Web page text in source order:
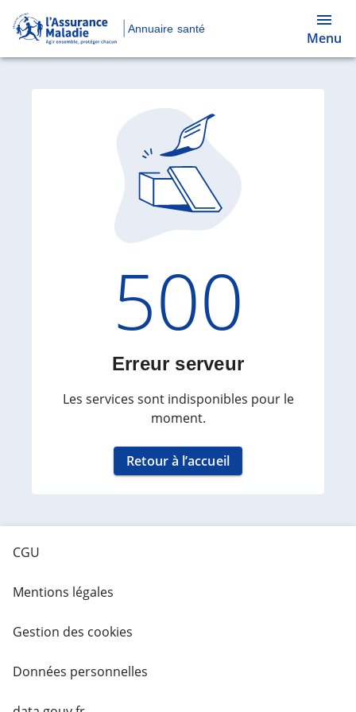
Annuaire santé
Menu
Code
500
Erreur serveur
Les services sont indisponibles pour le
moment.
Retour à l’accueil
CGU
Mentions légales
Gestion des cookies
Données personnelles